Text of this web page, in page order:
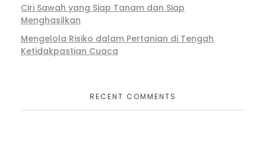
Ciri Sawah yang Siap Tanam dan Siap
Menghasilkan
Mengelola Risiko dalam Pertanian di Tengah
Ketidakpastian Cuaca
RECENT COMMENTS